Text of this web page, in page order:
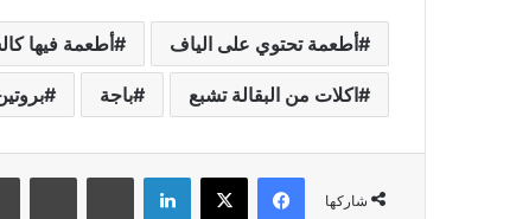
أطعمة تحتوي على الياف أطعمة فيها
اكلات من البقالة تشبع باجة
شاركها
فيسبوك لينكدإن بينتيريست